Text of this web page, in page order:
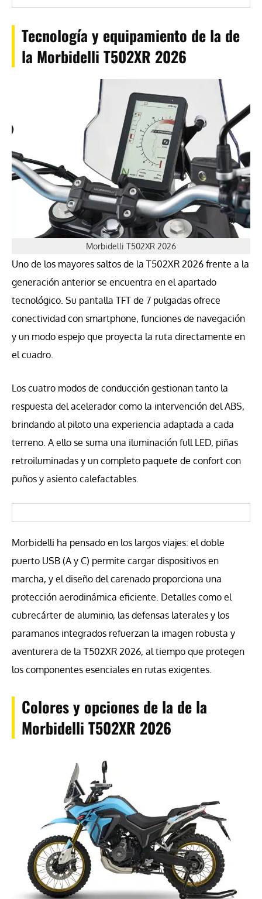
Tecnología y equipamiento de la de
la Morbidelli T502XR 2026
Morbidelli T502XR 2026
Uno de los mayores saltos de la T502XR 2026 frente a la
generación anterior se encuentra en el apartado
tecnológico. Su pantalla TFT de 7 pulgadas ofrece
conectividad con smartphone, funciones de navegación
y un modo espejo que proyecta la ruta directamente en
el cuadro.
Los cuatro modos de conducción gestionan tanto la
respuesta del acelerador como la intervención del ABS,
brindando al piloto una experiencia adaptada a cada
terreno. A ello se suma una iluminación full LED, piñas
retroiluminadas y un completo paquete de confort con
puños y asiento calefactables.
Morbidelli ha pensado en los largos viajes: el doble
puerto USB (A y C) permite cargar dispositivos en
marcha, y el diseño del carenado proporciona una
protección aerodinámica eficiente. Detalles como el
cubrecárter de aluminio, las defensas laterales y los
paramanos integrados refuerzan la imagen robusta y
aventurera de la T502XR 2026, al tiempo que protegen
los componentes esenciales en rutas exigentes.
Colores y opciones de la de la
Morbidelli T502XR 2026